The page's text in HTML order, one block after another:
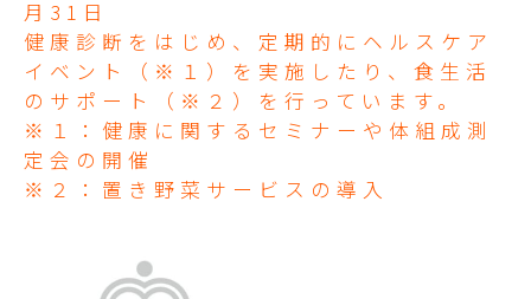
月31日
健康診断をはじめ、定期的にヘルスケア
イベント（※１）を実施したり、食生活
のサポート（※２）を行っています。
※１：健康に関するセミナーや体組成測
定会の開催
※２：置き野菜サービスの導入